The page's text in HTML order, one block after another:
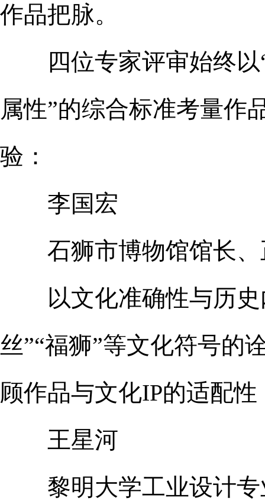
作品把脉。
四位专家评审始终以“
属性”的综合标准考量作
验：
李国宏
石狮市博物馆馆长、
以文化准确性与历史
丝”“福狮”等文化符号的
顾作品与文化IP的适配
王星河
黎明大学工业设计专